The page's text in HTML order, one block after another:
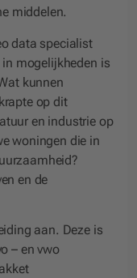
middelen.
data specialist
mogelijkheden is
kunnen
op dit
en industrie op
woningen die in
en de
aan. Deze is
– en vwo